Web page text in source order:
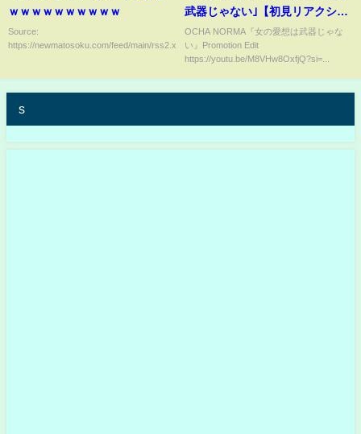
ｗｗｗｗｗｗｗｗｗｗ
Source:
https://newmatosoku.com/feed/main/rss2.xml...
武器じゃない｣【初見リアクショ
ン＆徹底検証】(ハロプロフリー
トーク)
OCHA NORMA『女の愛想は武器じゃな
い』Promotion Edit
https://youtu.be/M8VHw8OxfjQ?si=...
s